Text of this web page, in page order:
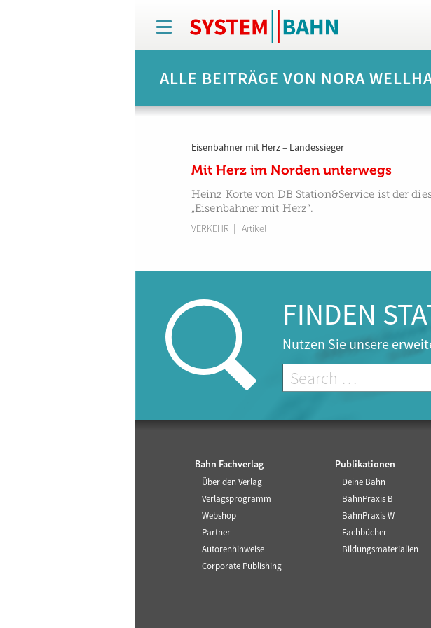
T
o
g
l
n
ALLE BEITRÄGE VON NORA
Eisenbahner mit Herz – Landessieger
Mit Herz im Norden unterwegs
Heinz Korte von DB Station&Service ist der
„Eisenbahner mit Herz“.
VERKEHR | Artikel
FINDEN
Nutzen Sie unsere
Bahn Fachverlag
Über den Verlag
Verlagsprogramm
Webshop
Partner
Autorenhinweise
Corporate Publishing
Publikationen
Deine Bahn
BahnPraxis B
BahnPraxis W
Fachbücher
Bildungsmaterialien